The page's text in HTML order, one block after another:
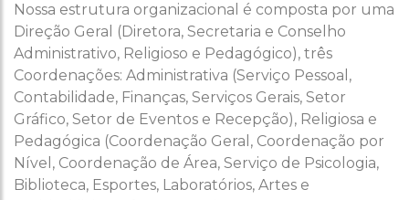
Nossa estrutura organizacional é composta por uma
Direção Geral (Diretora, Secretaria e Conselho
Administrativo, Religioso e Pedagógico), três
Coordenações: Administrativa (Serviço Pessoal,
Contabilidade, Finanças, Serviços Gerais, Setor
Gráfico, Setor de Eventos e Recepção), Religiosa e
Pedagógica (Coordenação Geral, Coordenação por
Nível, Coordenação de Área, Serviço de Psicologia,
Biblioteca, Esportes, Laboratórios, Artes e